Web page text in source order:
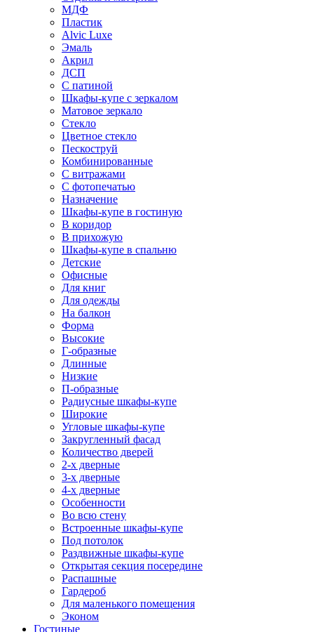
МДФ
Пластик
Alvic Luxe
Эмаль
Акрил
ДСП
С патиной
Шкафы-купе с зеркалом
Матовое зеркало
Стекло
Цветное стекло
Пескоструй
Комбинированные
С витражами
С фотопечатью
Назначение
Шкафы-купе в гостиную
В коридор
В прихожую
Шкафы-купе в спальню
Детские
Офисные
Для книг
Для одежды
На балкон
Форма
Высокие
Г-образные
Длинные
Низкие
П-образные
Радиусные шкафы-купе
Широкие
Угловые шкафы-купе
Закругленный фасад
Количество дверей
2-х дверные
3-х дверные
4-х дверные
Особенности
Во всю стену
Встроенные шкафы-купе
Под потолок
Раздвижные шкафы-купе
Открытая секция посередине
Распашные
Гардероб
Для маленького помещения
Эконом
Гостиные